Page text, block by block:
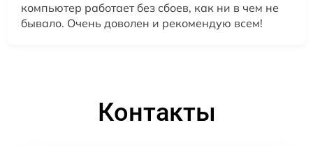
компьютер работает без сбоев, как ни в чем не
бывало. Очень доволен и рекомендую всем!
Контакты